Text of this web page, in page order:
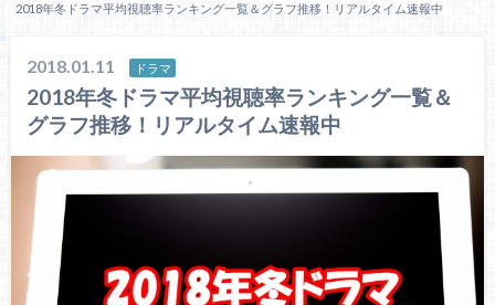
2018年冬ドラマ平均視聴率ランキング一覧＆グラフ推移！リアルタイム速報中
2018.01.11 ドラマ
2018年冬ドラマ平均視聴率ランキング一覧＆
グラフ推移！リアルタイム速報中